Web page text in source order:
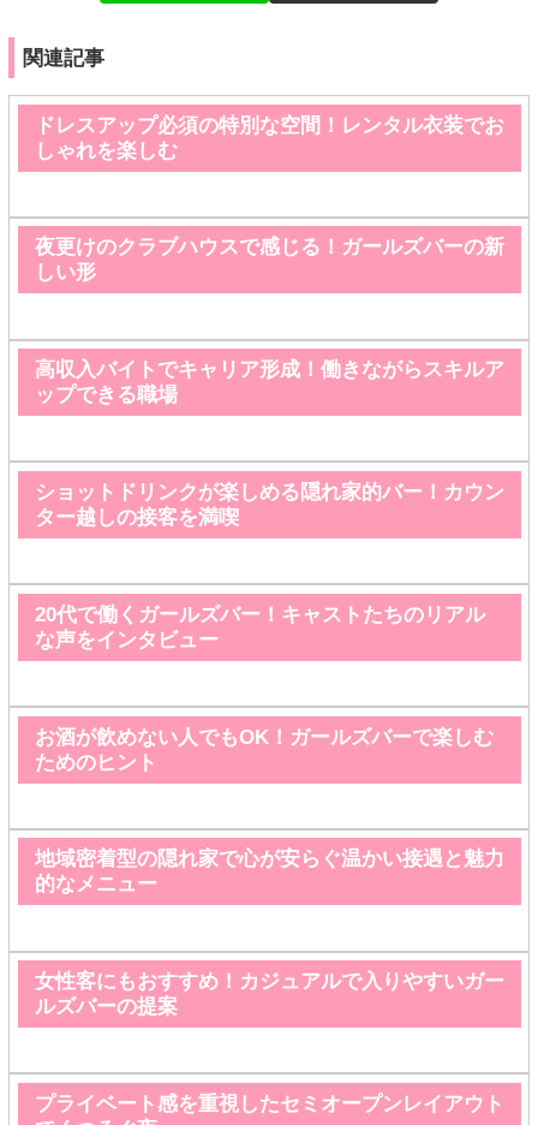
関連記事
ドレスアップ必須の特別な空間！レンタル衣装でお
しゃれを楽しむ
夜更けのクラブハウスで感じる！ガールズバーの新
しい形
高収入バイトでキャリア形成！働きながらスキルア
ップできる職場
ショットドリンクが楽しめる隠れ家的バー！カウン
ター越しの接客を満喫
20代で働くガールズバー！キャストたちのリアル
な声をインタビュー
お酒が飲めない人でもOK！ガールズバーで楽しむ
ためのヒント
地域密着型の隠れ家で心が安らぐ温かい接遇と魅力
的なメニュー
女性客にもおすすめ！カジュアルで入りやすいガー
ルズバーの提案
プライベート感を重視したセミオープンレイアウト